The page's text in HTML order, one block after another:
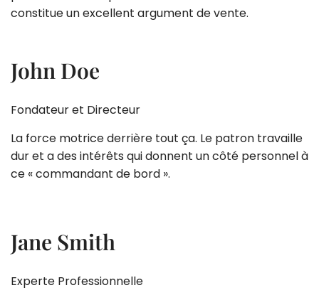
constitue un excellent argument de vente.
John Doe
Fondateur et Directeur
La force motrice derrière tout ça. Le patron travaille
dur et a des intérêts qui donnent un côté personnel à
ce « commandant de bord ».
Jane Smith
Experte Professionnelle